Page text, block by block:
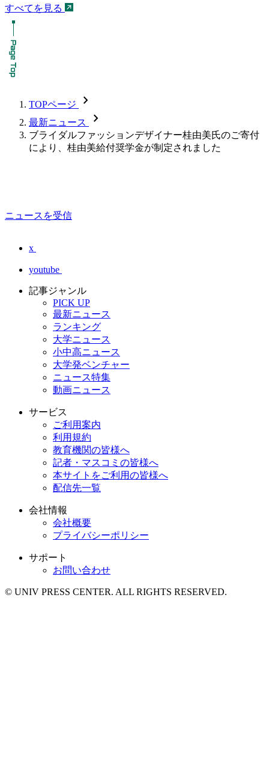
すべてを見る
TOPページ chevron_forward
最新ニュース chevron_forward
ブライダルファッションデザイナー桂由美氏のご寄付
により、桂由美給付奨学金が制定されました
ニュースを受信
x
youtube
記事ジャンル
PICK UP
最新ニュース
ランキング
大学ニュース
小中高ニュース
大学発ベンチャー
ニュース特集
動画ニュース
サービス
ご利用案内
利用規約
教育機関の皆様へ
記者・マスコミの皆様へ
本サイトをご利用の皆様へ
配信先一覧
会社情報
会社概要
プライバシーポリシー
サポート
お問い合わせ
© UNIV PRESS CENTER. ALL RIGHTS RESERVED.